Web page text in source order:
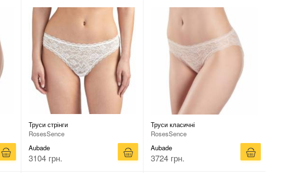
Труси стрінги
RosesSence
Aubade
3104 грн.
Труси класичні
RosesSence
Aubade
3724 грн.